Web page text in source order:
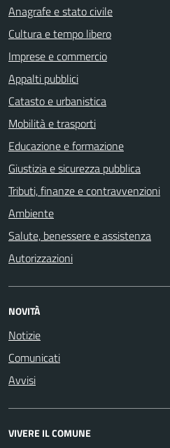
Anagrafe e stato civile
Cultura e tempo libero
Imprese e commercio
Appalti pubblici
Catasto e urbanistica
Mobilità e trasporti
Educazione e formazione
Giustizia e sicurezza pubblica
Tributi, finanze e contravvenzioni
Ambiente
Salute, benessere e assistenza
Autorizzazioni
NOVITÀ
Notizie
Comunicati
Avvisi
VIVERE IL COMUNE